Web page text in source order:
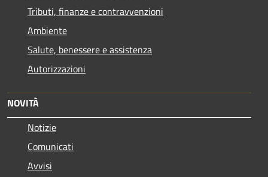
Tributi, finanze e contravvenzioni
Ambiente
Salute, benessere e assistenza
Autorizzazioni
NOVITÀ
Notizie
Comunicati
Avvisi